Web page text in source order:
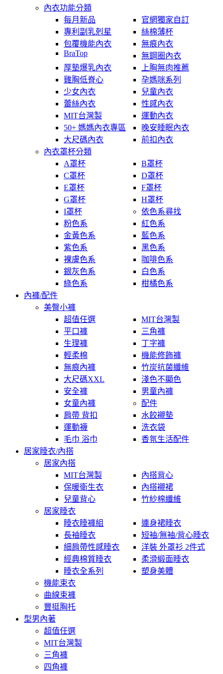
內衣功能分類
每月新品
官網獨家自訂
專利副乳剋星
絲棉薄杯
包覆機能內衣
無痕內衣
BraTop
無鋼圈內衣
厚墊爆乳內衣
上胸無肉推薦
雞胸低脊心
孕媽咪系列
少女內衣
兒童內衣
蕾絲內衣
性感內衣
MIT台灣製
運動內衣
50+ 媽媽內衣專區
晚安睡眠內衣
大尺碼內衣
前扣內衣
內衣罩杯分類
A罩杯
B罩杯
C罩杯
D罩杯
E罩杯
F罩杯
G罩杯
H罩杯
I罩杯
依色系尋找
粉色系
紅色系
金黃色系
藍色系
紫色系
黑色系
裸膚色系
咖啡色系
銀灰色系
白色系
綠色系
柑橘色系
內褲/配件
美臀小褲
超值任選
MIT台灣製
平口褲
三角褲
生理褲
丁字褲
輕柔棉
機能修飾褲
無痕內褲
竹炭抗菌纖維
大尺碼XXL
淺色不顯色
安全褲
男童內褲
女童內褲
配件
肩帶 背扣
水餃襯墊
運動襪
洗衣袋
毛巾 浴巾
香氛生活配件
居家睡衣/內搭
居家內搭
MIT台灣製
內搭背心
保暖衛生衣
內搭襯裙
兒童背心
竹紗棉纖維
居家睡衣
睡衣睡褲組
連身裙睡衣
長袖睡衣
短袖/無袖/背心睡衣
細肩帶性感睡衣
洋裝 外罩衫 2件式
經典棉質睡衣
柔滑緞面睡衣
睡衣全系列
塑身美體
機能束衣
曲線束褲
豐挺胸托
型男內著
超值任選
MIT台灣製
三角褲
四角褲